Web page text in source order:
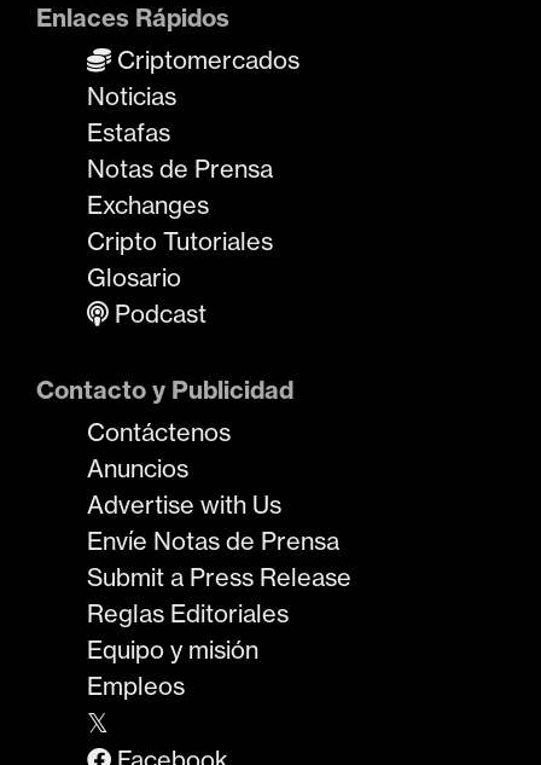
Enlaces Rápidos
Criptomercados
Noticias
Estafas
Notas de Prensa
Exchanges
Cripto Tutoriales
Glosario
Podcast
Contacto y Publicidad
Contáctenos
Anuncios
Advertise with Us
Envíe Notas de Prensa
Submit a Press Release
Reglas Editoriales
Equipo y misión
Empleos
𝕏